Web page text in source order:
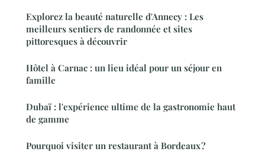
Explorez la beauté naturelle d'Annecy : Les
meilleurs sentiers de randonnée et sites
pittoresques à découvrir
Hôtel à Carnac : un lieu idéal pour un séjour en
famille
Dubaï : l'expérience ultime de la gastronomie haut
de gamme
Pourquoi visiter un restaurant à Bordeaux ?